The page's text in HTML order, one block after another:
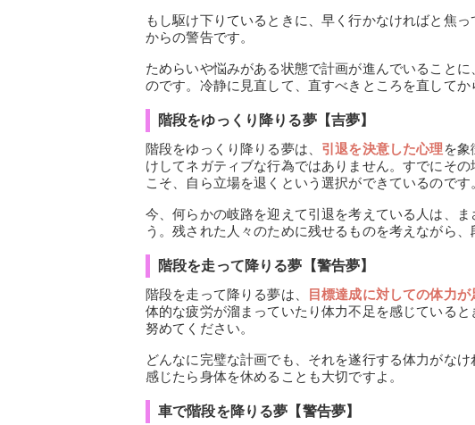
もし駆け下りているときに、早く行かなければと焦
からの警告です。
ためらいや悩みがある状態で計画が進んでいること
のです。冷静に見直して、直すべきところを直してか
階段をゆっくり降りる夢【吉夢】
階段をゆっくり降りる夢は、 引退を決意した心理 を象
けしてネガティブな行為ではありません。すでにそ
こそ、自ら立場を退くという選択ができているのです
今、何らかの岐路を迎えて引退を考えている人は、
う。残された人々のために残せるものを考えながら、
階段を走って降りる夢【警告夢】
階段を走って降りる夢は、
目標達成に対しての体力が
体的な疲労が溜まっていたり体力不足を感じている
努めてください。
どんなに完璧な計画でも、それを遂行する体力がな
感じたら身体を休めることも大切ですよ。
車で階段を降りる夢【警告夢】